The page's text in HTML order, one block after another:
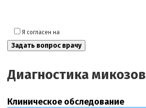
Я согласен на
Диагностика микозов
Клиническое обследование